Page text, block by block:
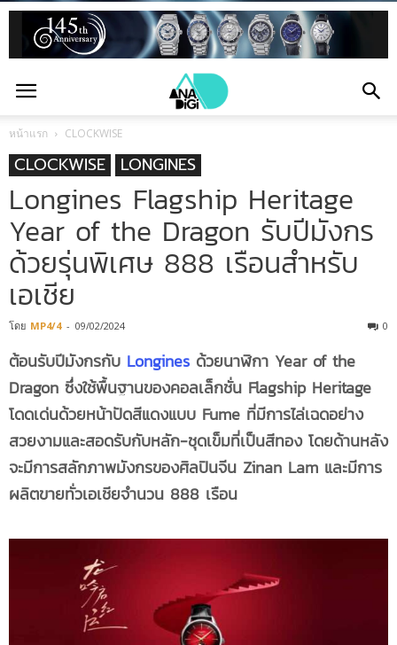
หน้าแรก CLOCKWISE
CLOCKWISE LONGINES
Longines Flagship Heritage
Year of the Dragon รับปีมังกร
ด้วยรุ่นพิเศษ 888 เรือนสำหรับ
เอเชีย
โดย MP4/4 - 09/02/2024 0
ต้อนรับปีมังกรกับ Longines ด้วยนาฬิกา Year of the
Dragon ซึ่งใช้พื้นฐานของคอลเล็กชั่น Flagship Heritage
โดดเด่นด้วยหน้าปัดสีแดงแบบ Fume ที่มีการไล่เฉดอย่าง
สวยงามและสอดรับกับหลัก-ชุดเข็มที่เป็นสีทอง โดยด้านหลัง
จะมีการสลักภาพมังกรของศิลปินจีน Zinan Lam และมีการ
ผลิตขายทั่วเอเชียจำนวน 888 เรือน